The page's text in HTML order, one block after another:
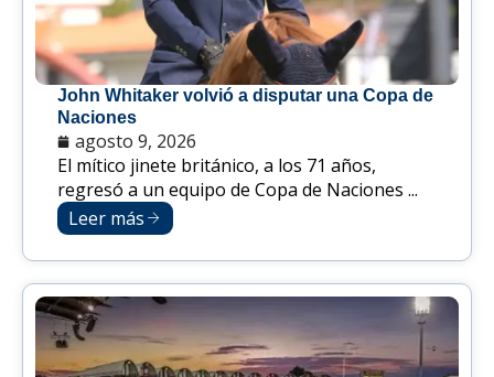
John Whitaker volvió a disputar una Copa de
Naciones
agosto 9, 2026
El mítico jinete británico, a los 71 años,
regresó a un equipo de Copa de Naciones ...
Leer más